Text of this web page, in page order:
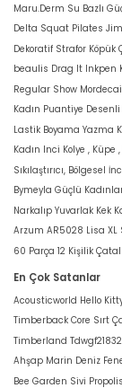
Maru.Derm Su Bazlı
Delta Squat Pilates
Dekoratif Strafor Köpük
beaulis Drag It Inkpen
Regular Show
Kadın Puantiye
Lastik Boyama Yazma
Kadın Inci Kolye ,
Sıkılaştırıcı, Bölgesel
Bymeyla Güçlü
Narkalıp Yuvarlak Kek
Arzum AR5028 Lisa
60 Parça 12 Kişilik
En Çok Satanlar
Acousticworld Hello
Timberback Core Sırt
Timberland
Ahşap Marin Deniz
Bee Garden Sivi